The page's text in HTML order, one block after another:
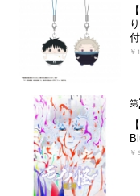
付
￥
第